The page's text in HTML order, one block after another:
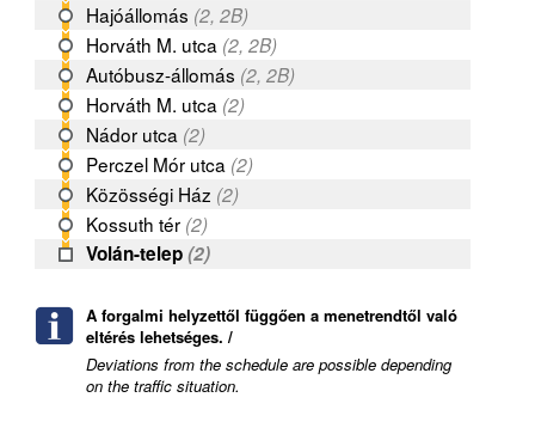
Hajóállomás (2, 2B)
Horváth M. utca (2, 2B)
Autóbusz-állomás (2, 2B)
Horváth M. utca (2)
Nádor utca (2)
Perczel Mór utca (2)
Közösségi Ház (2)
Kossuth tér (2)
Volán-telep(2)
A forgalmi helyzettől függően a menetrendtől való
eltérés lehetséges. /
Deviations from the schedule are possible depending
on the traffic situation.